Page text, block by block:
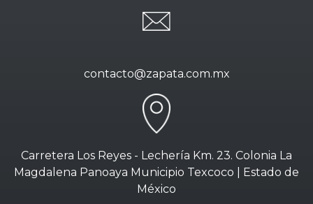
contacto@zapata.com.mx
Carretera Los Reyes - Lechería Km. 23. Colonia La
Magdalena Panoaya Municipio Texcoco | Estado de
México